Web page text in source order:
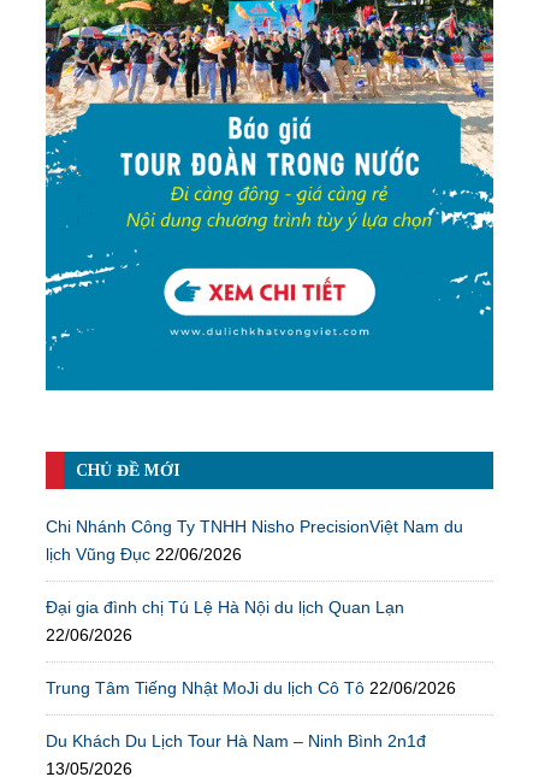
CHỦ ĐỀ MỚI
Chi Nhánh Công Ty TNHH Nisho PrecisionViệt Nam du
lịch Vũng Đục 22/06/2026
Đại gia đình chị Tú Lệ Hà Nội du lịch Quan Lạn
22/06/2026
Trung Tâm Tiếng Nhật MoJi du lịch Cô Tô 22/06/2026
Du Khách Du Lịch Tour Hà Nam – Ninh Bình 2n1đ
13/05/2026